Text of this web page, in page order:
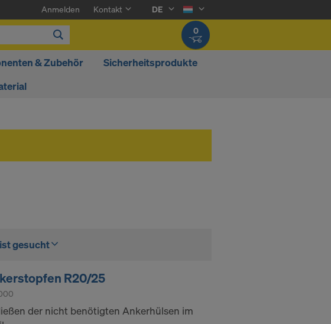
Anmelden Kontakt
DE
0
& Zubehör
Sicherheitsprodukte
gesucht
R20/25
der nicht benötigten Ankerhülsen im